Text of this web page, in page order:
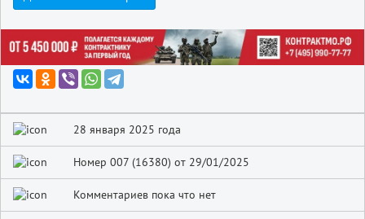
28 января 2025 года
Номер 007 (16380) от 29/01/2025
Комментариев пока что нет